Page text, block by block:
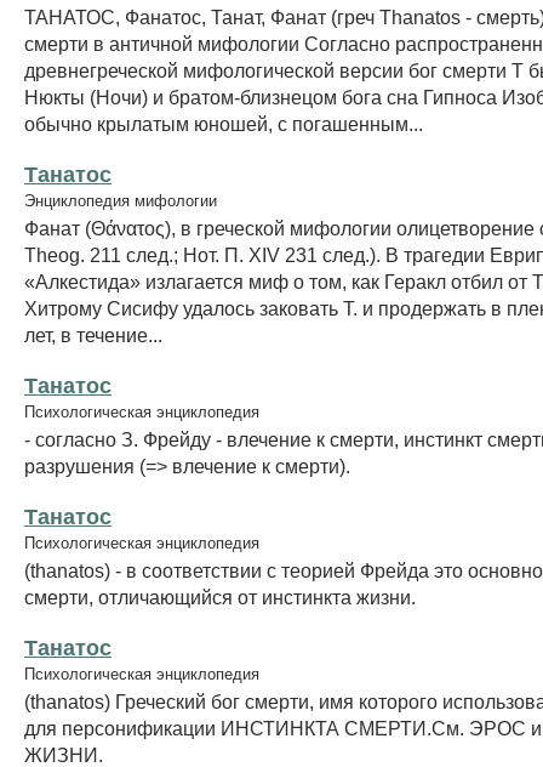
ТАНАТОС, Фанатос, Танат, Фанат (греч Thanatos -
смерти в античной мифологии Согласно
древнегреческой мифологической версии бог смерти Т
Нюкты (Ночи) и братом-близнецом бога сна Гипноса
обычно крылатым юношей, с погашенным...
Танатос
Энциклопедия мифологии
Фанат (Θάνατος), в греческой мифологии
Theog. 211 след.; Нот. П. XIV 231 след.). В трагедии
«Алкестида» излагается миф о том, как Геракл отбил от
Хитрому Сисифу удалось заковать Т. и продержать в
лет, в течение...
Танатос
Психологическая энциклопедия
- согласно З. Фрейду - влечение к смерти, инстинкт
разрушения (=> влечение к смерти).
Танатос
Психологическая энциклопедия
(thanatos) - в соответствии с теорией Фрейда это
смерти, отличающийся от инстинкта жизни.
Танатос
Психологическая энциклопедия
(thanatos) Греческий бог смерти, имя которого
для персонификации ИНСТИНКТА СМЕРТИ.См. ЭРОС
ЖИЗНИ.